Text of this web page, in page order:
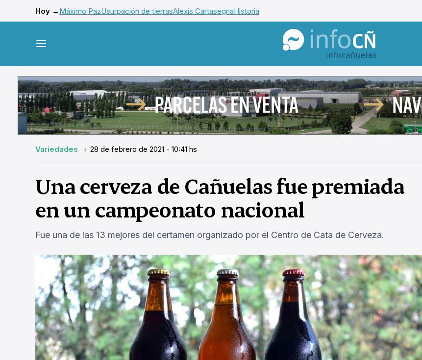
Hoy → Máximo PazUsurpación de tierrasAlexis CartasegnaHistoria
InfoCañuelas
Variedades 28 de febrero de 2021 - 10:41 hs
Una cerveza de Cañuelas fue premiada
en un campeonato nacional
Fue una de las 13 mejores del certamen organizado por el Centro de Cata de Cerveza.